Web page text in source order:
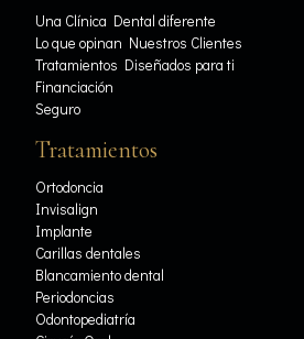
Una Clínica Dental diferente
Lo que opinan Nuestros Clientes
Tratamientos Diseñados para ti
Financiación
Seguro
Tratamientos
Ortodoncia
Invisalign
Implante
Carillas dentales
Blancamiento dental
Periodoncias
Odontopediatría